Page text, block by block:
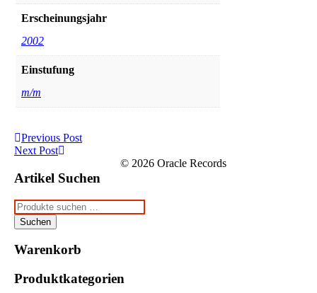
Erscheinungsjahr
2002
Einstufung
m/m
Post
navigation
Previous Post
Previous
Next Post
Post:
Artikel Suchen
Suchen
nach:
Suchen
Warenkorb
Produktkategorien
© 2026 Oracle Records